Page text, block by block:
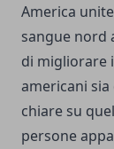
America
sangue nord
di migliorare
americani
chiare su
persone